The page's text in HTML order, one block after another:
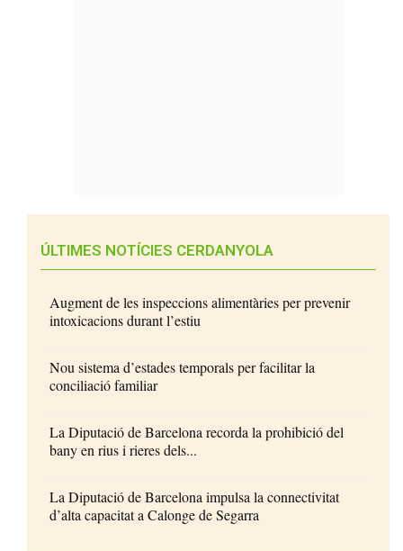
ÚLTIMES NOTÍCIES CERDANYOLA
Augment de les inspeccions alimentàries per prevenir
intoxicacions durant l’estiu
Nou sistema d’estades temporals per facilitar la
conciliació familiar
La Diputació de Barcelona recorda la prohibició del
bany en rius i rieres dels...
La Diputació de Barcelona impulsa la connectivitat
d’alta capacitat a Calonge de Segarra